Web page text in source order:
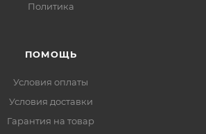
Политика
ПОМОЩЬ
Условия оплаты
Условия доставки
Гарантия на товар